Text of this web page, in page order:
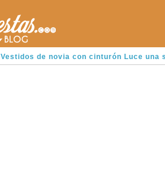
Vestidos de novia con cinturón Luce una